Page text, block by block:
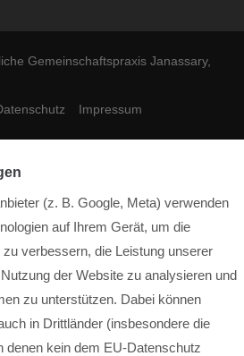
Gemeinschaftspraxis Janassary,
Impressum
(z. B. Google, Meta) verwenden
auf Ihrem Gerät, um die
verbessern, die Leistung unserer
der Website zu analysieren und
zu unterstützen. Dabei können
in Drittländer (insbesondere die
denen kein dem EU-Datenschutz